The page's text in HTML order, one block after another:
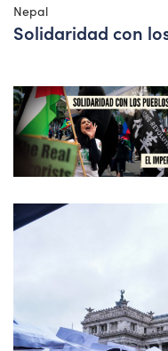
Nepal
Solidaridad con